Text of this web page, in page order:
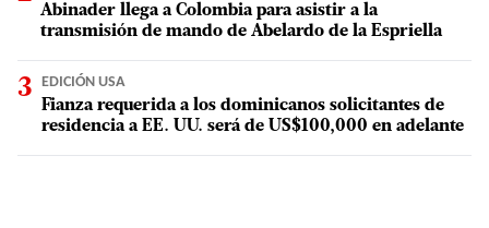
Abinader llega a Colombia para asistir a la
transmisión de mando de Abelardo de la Espriella
EDICIÓN USA
Fianza requerida a los dominicanos solicitantes de
residencia a EE. UU. será de US$100,000 en adelante